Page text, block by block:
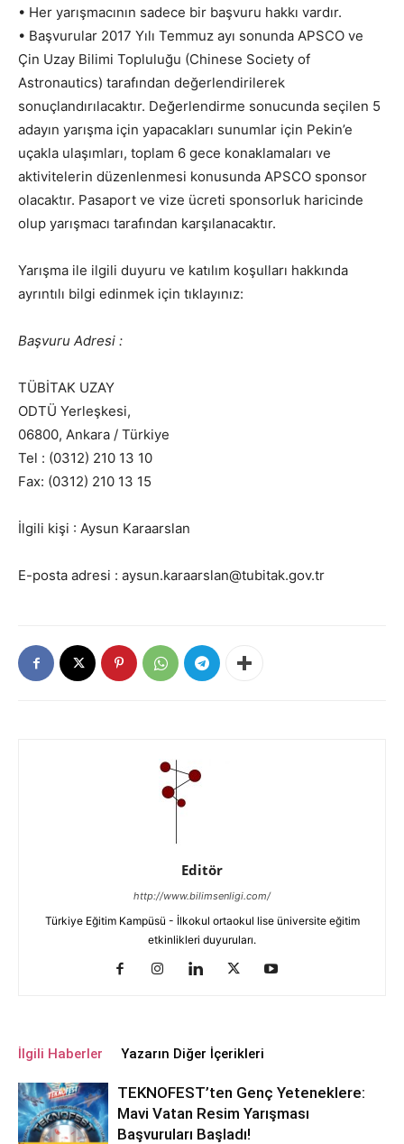
• Her yarışmacının sadece bir başvuru hakkı vardır.
• Başvurular 2017 Yılı Temmuz ayı sonunda APSCO ve
Çin Uzay Bilimi Topluluğu (Chinese Society of
Astronautics) tarafından değerlendirilerek
sonuçlandırılacaktır. Değerlendirme sonucunda seçilen 5
adayın yarışma için yapacakları sunumlar için Pekin’e
uçakla ulaşımları, toplam 6 gece konaklamaları ve
aktivitelerin düzenlenmesi konusunda APSCO sponsor
olacaktır. Pasaport ve vize ücreti sponsorluk haricinde
olup yarışmacı tarafından karşılanacaktır.
Yarışma ile ilgili duyuru ve katılım koşulları hakkında
ayrıntılı bilgi edinmek için tıklayınız:
Başvuru Adresi :
TÜBİTAK UZAY
ODTÜ Yerleşkesi,
06800, Ankara / Türkiye
Tel : (0312) 210 13 10
Fax: (0312) 210 13 15
İlgili kişi : Aysun Karaarslan
E-posta adresi : aysun.karaarslan@tubitak.gov.tr
Editör
http://www.bilimsenligi.com/
Türkiye Eğitim Kampüsü - İlkokul ortaokul lise üniversite eğitim
etkinlikleri duyuruları.
İlgili Haberler Yazarın Diğer İçerikleri
TEKNOFEST’ten Genç Yeteneklere:
Mavi Vatan Resim Yarışması
Başvuruları Başladı!